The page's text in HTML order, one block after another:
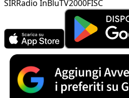
SIRRadio InBluTV2000FISC